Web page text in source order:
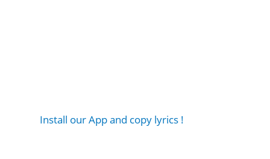
Install our App and copy lyrics !